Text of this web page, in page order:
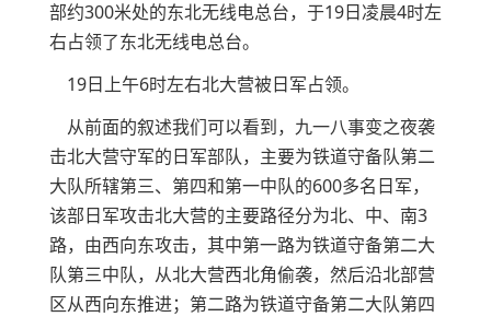
部约300米处的东北无线电总台，于19日凌晨4时左
右占领了东北无线电总台。
19日上午6时左右北大营被日军占领。
从前面的叙述我们可以看到，九一八事变之夜袭
击北大营守军的日军部队，主要为铁道守备队第二
大队所辖第三、第四和第一中队的600多名日军，
该部日军攻击北大营的主要路径分为北、中、南3
路，由西向东攻击，其中第一路为铁道守备第二大
队第三中队，从北大营西北角偷袭，然后沿北部营
区从西向东推进；第二路为铁道守备第二大队第四